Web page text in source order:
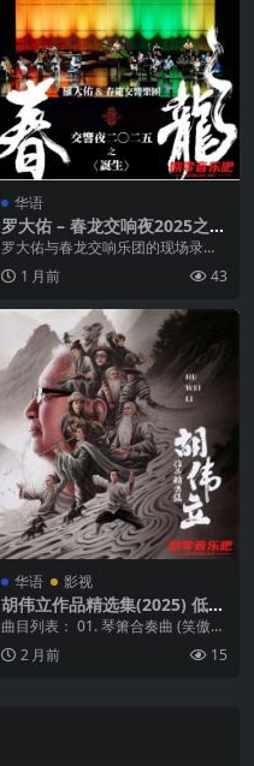
华语
罗大佑 – 春龙交响夜2025之
〈诞生〉2026 ALAC 24bit 96
kHz AM
罗大佑与春龙交响乐团的现场录音
专辑《春龙交响夜2025之〈诞生〉
2026》，以《...
1 月前 43
华语 影视
胡伟立作品精选集(2025) 低速
原抓WAV+CUE
曲目列表： 01. 琴箫合奏曲 (笑傲江
湖) 02. 慈宁宫森严 (鹿鼎记) 0...
2 月前 15